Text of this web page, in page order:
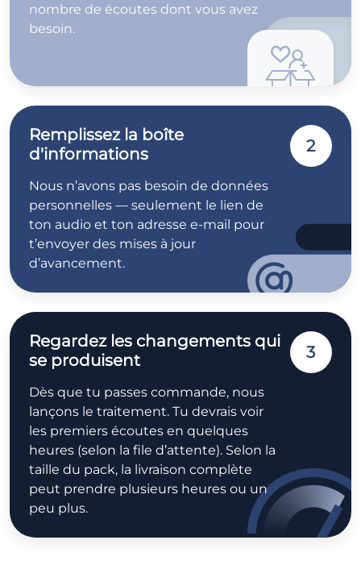
nombre de écoutes dont vous avez
besoin.
Remplissez la boîte
d'informations
Nous n’avons pas besoin de données
personnelles — seulement le lien de
ton audio et ton adresse e-mail pour
t’envoyer des mises à jour
d’avancement.
2
Regardez les changements qui
se produisent
Dès que tu passes commande, nous
lançons le traitement. Tu devrais voir
les premiers écoutes en quelques
heures (selon la file d’attente). Selon la
taille du pack, la livraison complète
peut prendre plusieurs heures ou un
peu plus.
3